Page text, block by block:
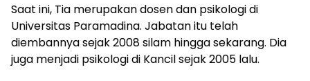
Saat ini, Tia merupakan dosen dan psikologi di
Universitas Paramadina. Jabatan itu telah
diembannya sejak 2008 silam hingga sekarang. Dia
juga menjadi psikologi di Kancil sejak 2005 lalu.